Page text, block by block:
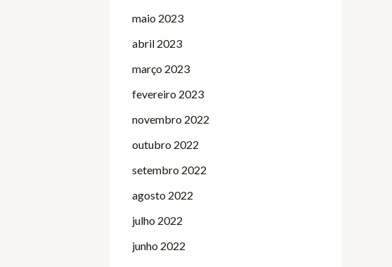
maio 2023
abril 2023
março 2023
fevereiro 2023
novembro 2022
outubro 2022
setembro 2022
agosto 2022
julho 2022
junho 2022